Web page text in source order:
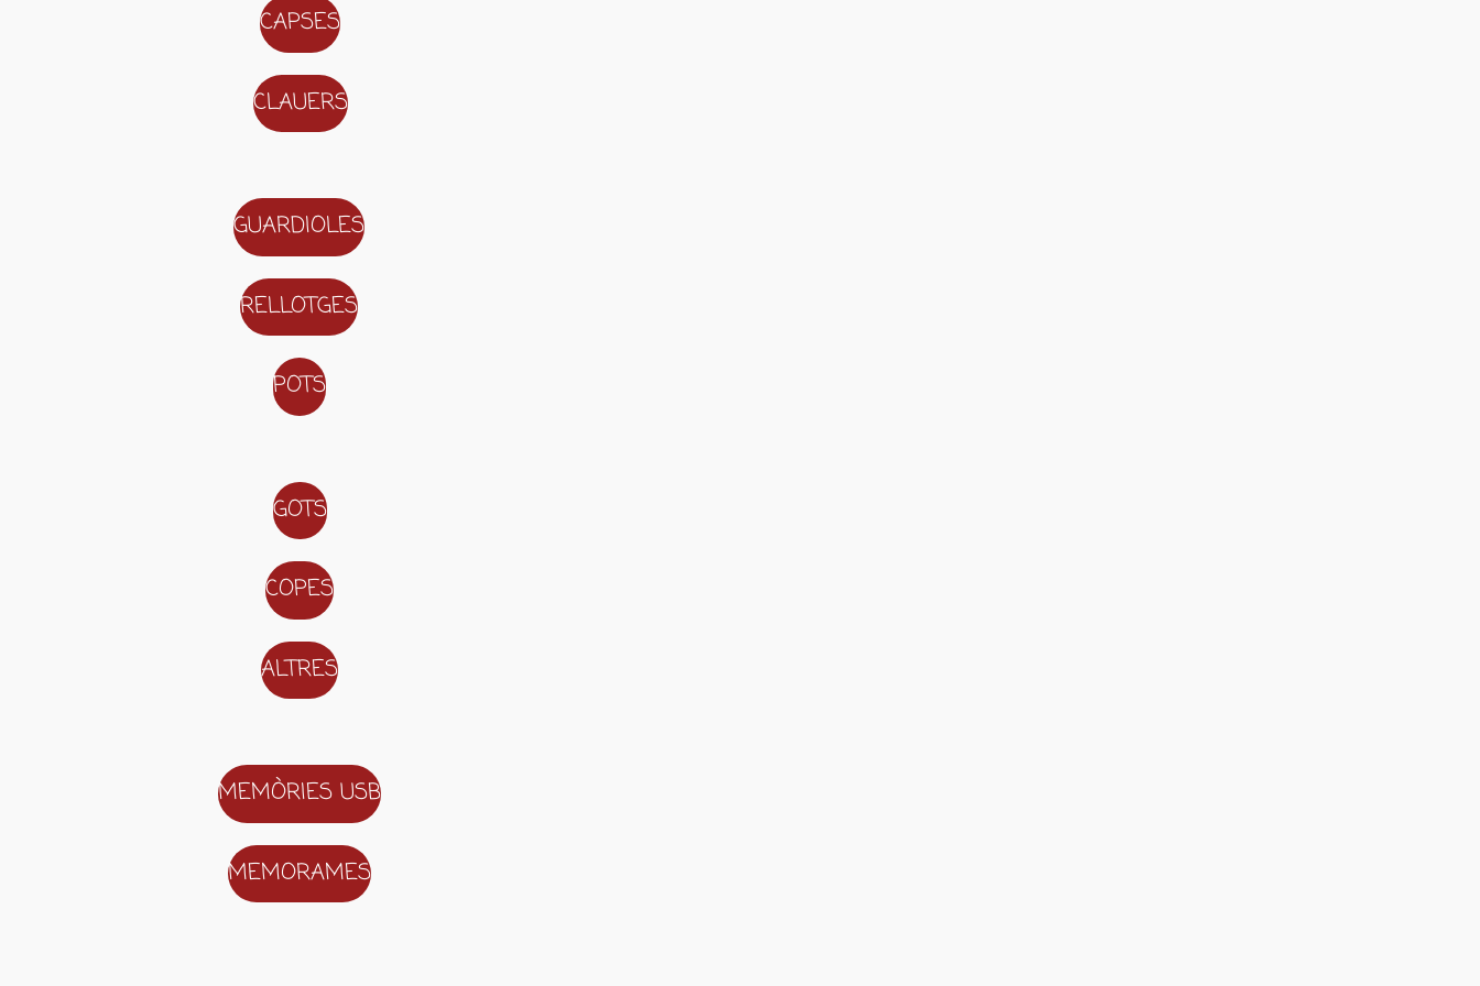
CAPSES
CLAUERS
GUARDIOLES
RELLOTGES
POTS
GOTS
COPES
ALTRES
MEMÒRIES USB
MEMORAMES